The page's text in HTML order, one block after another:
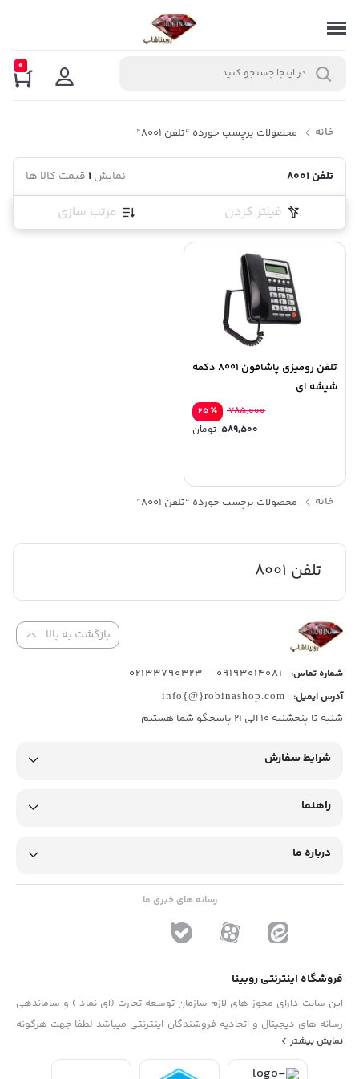
0
خانه محصولات برچسب خورده “تلفن 8001”
تلفن 8001 نمایش1قیمت کالا ها
فیلتر کردن مرتب سازی
تلفن رومیزی پاشافون 8001 دکمه
شیشه ای
٪۲۵
۷۸۵,۰۰۰
۵۸۹,۵۰۰ تومان
خانه محصولات برچسب خورده “تلفن 8001”
تلفن 8001
بازگشت به بالا
شماره تماس: 09193014081 - 02133790323
آدرس ایمیل: info{@}robinashop.com
شنبه تا پنجشنبه 10 الی 21 پاسخگو شما هستیم
شرایط سفارش
راهنما
درباره ما
رسانه های خبری ما
فروشگاه اینترنتی روبینا
این سایت دارای مجوز های لازم سازمان توسعه تجارت (ای نماد ) و ساماندهی
رسانه های دیجیتال و اتحادیه فروشندگان اینترنتی میباشد لطفا جهت هرگونه
پیشنهاد ، انتفاد و یا شکایات از فرم "تماس با ما" استفاده نمایید . تلفن های
نمایش بیشتر